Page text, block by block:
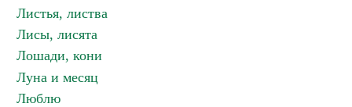
Листья, листва
Лисы, лисята
Лошади, кони
Луна и месяц
Люблю